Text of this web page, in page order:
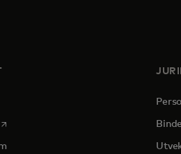
in a new tab